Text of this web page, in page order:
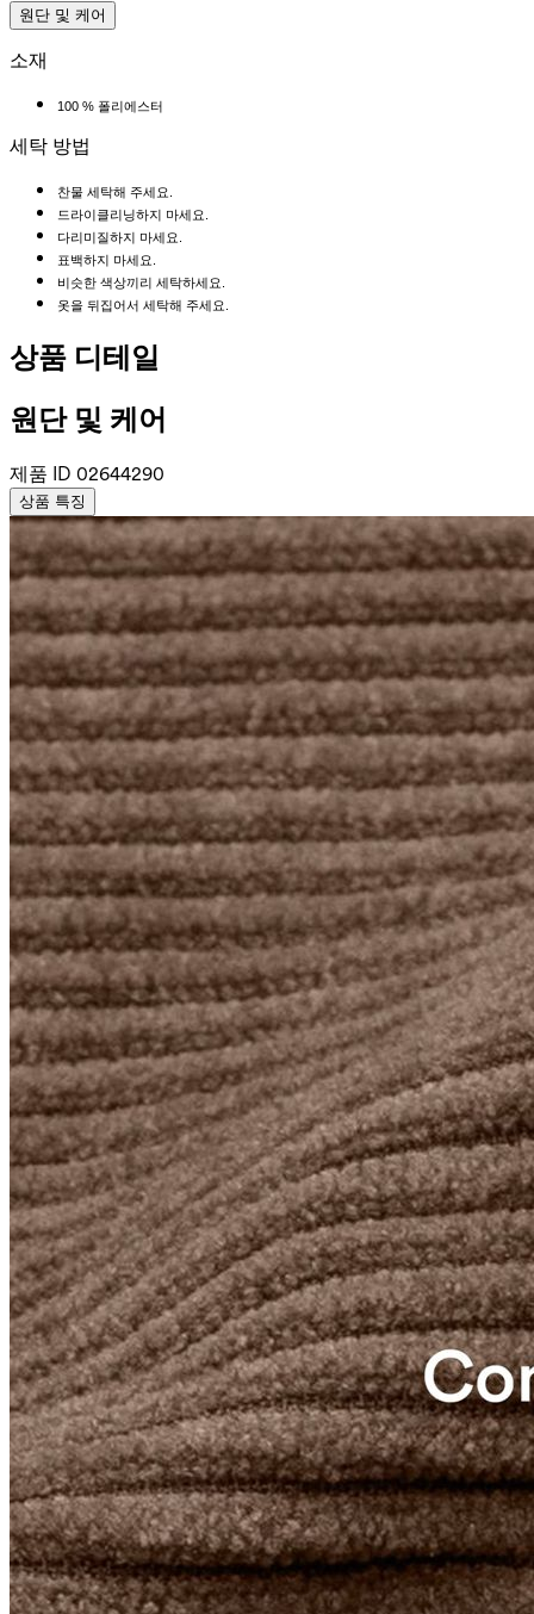
원단 및 케어
소재
100 % 폴리에스터
세탁 방법
찬물 세탁해 주세요.
드라이클리닝하지 마세요.
다리미질하지 마세요.
표백하지 마세요.
비슷한 색상끼리 세탁하세요.
옷을 뒤집어서 세탁해 주세요.
상품 디테일
원단 및 케어
제품 ID 02644290
상품 특징